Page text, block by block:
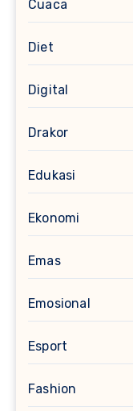
Cuaca
Diet
Digital
Drakor
Edukasi
Ekonomi
Emas
Emosional
Esport
Fashion